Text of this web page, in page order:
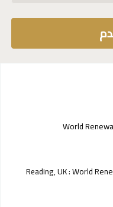
World
Reading, UK :World